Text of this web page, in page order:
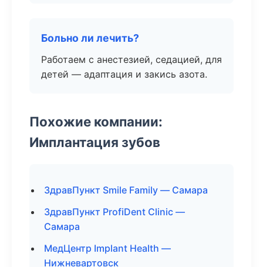
Больно ли лечить?
Работаем с анестезией, седацией, для
детей — адаптация и закись азота.
Похожие компании:
Имплантация зубов
ЗдравПункт Smile Family — Самара
ЗдравПункт ProfiDent Clinic —
Самара
МедЦентр Implant Health —
Нижневартовск